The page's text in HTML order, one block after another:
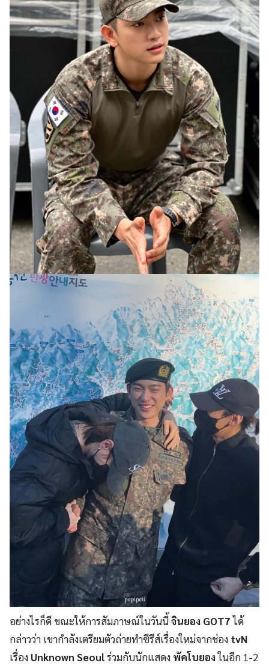
อย่างไรก็ดี ขณะให้การสัมภาษณ์ในวันนี้จินยอง GOT7ได้
กล่าวว่า เขากำลังเตรียมตัวถ่ายทำซีรีส์เรื่องใหม่จากช่อง tvN
เรื่อง Unknown Seoulร่วมกับนักแสดง พัคโบยองในอีก 1-2